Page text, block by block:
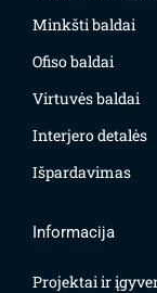
Minkšti baldai
Ofiso baldai
Virtuvės baldai
Interjero detalės
Išpardavimas
Informacija
Projektai ir